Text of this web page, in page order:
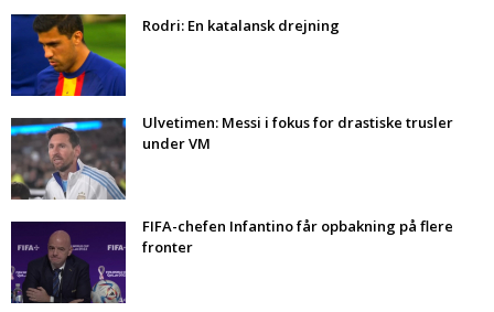
Rodri: En katalansk drejning
Ulvetimen: Messi i fokus for drastiske trusler
under VM
FIFA-chefen Infantino får opbakning på flere
fronter